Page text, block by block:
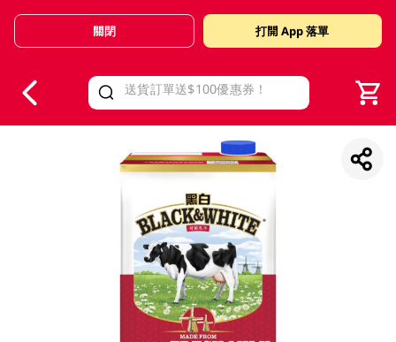
Valid Until 30 June 2026
關閉 打開 App 落單